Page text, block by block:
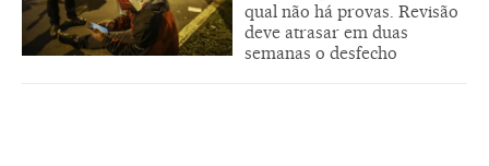
qual não há provas. Revisão
deve atrasar em duas
semanas o desfecho